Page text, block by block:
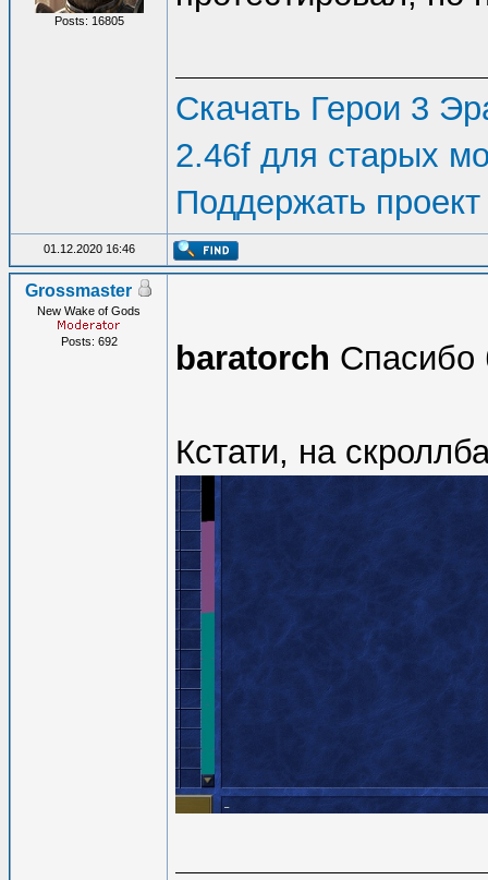
Posts: 16805
Скачать Герои 3
2.46f для старых
Поддержать проект
01.12.2020 16:46
Grossmaster
New Wake of Gods
Posts: 692 baratorch Спасибо
Кстати, на